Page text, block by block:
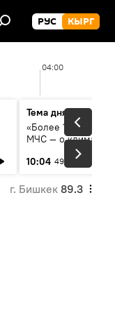
РУС КЫРГ
04:00
Тема дня
«Более 1200 сёл в
МЧС — о климате,
системе
населения
10:04 49 мин
г. Бишкек 89.3